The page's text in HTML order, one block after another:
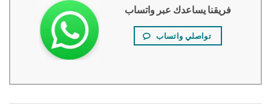
فريقنا يساعدك عبر واتساب
تواصلي واتساب